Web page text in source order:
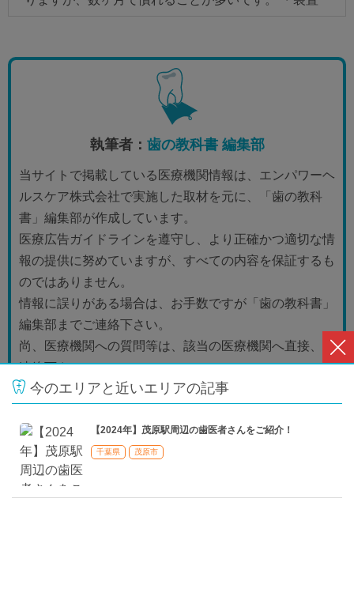
今のエリアと近いエリアの記事
【2024年】茂原駅周辺の歯医者さんをご紹介！
千葉県 茂原市
執筆者： 歯の教科書 編集部
当サイトで掲載している医療機関情報は、エンパワーヘ
ルスケア株式会社で実施した取材を元に、「歯の教科
書」編集部が作成しています。
医療広告ガイドラインを遵守し、より正確かつ適切な情
報の提供に努めていますが、すべての内容を保証するも
のではありません。
情報に誤りがある場合は、お手数ですが「歯の教科書」
編集部までご連絡下さい。
尚、医療機関への質問等は、該当の医療機関へ直接、ご
連絡下さい。
茂原市の歯医者さん一覧へ